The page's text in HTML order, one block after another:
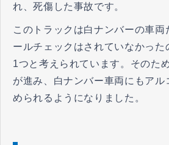
れ、死傷した事故です。
このトラックは白ナンバーの車両
ールチェックはされていなかった
1つと考えられています。そのた
が進み、白ナンバー車両にもアル
められるようになりました。